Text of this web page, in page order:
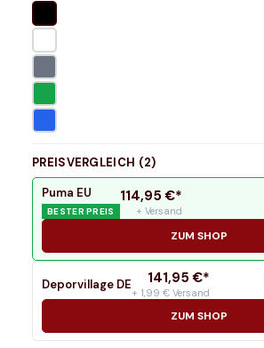
PREISVERGLEICH (2)
Puma EU
BESTER PREIS
114,95 €*
+ Versand
ZUM SHOP
Deporvillage DE 141,95 €*
+ 1,99 € Versand
ZUM SHOP